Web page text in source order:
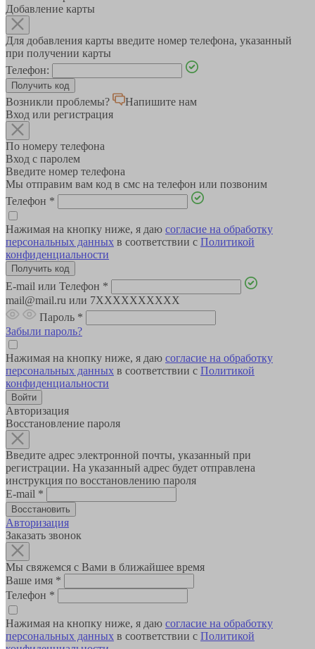
Добавление карты
Для добавления карты введите номер телефона, указанный
при получении карты
Телефон:
Возникли проблемы?
Напишите нам
Вход или регистрация
По номеру телефона
Вход с паролем
Введите номер телефона
Мы отправим вам код в смс на телефон или позвоним
Телефон *
Нажимая на кнопку ниже, я даю согласие на обработку
персональных данных в соответствии с Политикой
конфиденциальности
E-mail или Телефон *
mail@mail.ru или 7XXXXXXXXXX
Пароль *
Забыли пароль?
Нажимая на кнопку ниже, я даю согласие на обработку
персональных данных в соответствии с Политикой
конфиденциальности
Авторизация
Восстановление пароля
Введите адрес электронной почты, указанный при
регистрации. На указанный адрес будет отправлена
инструкция по восстановлению пароля
E-mail *
Авторизация
Заказать звонок
Мы свяжемся с Вами в ближайшее время
Ваше имя *
Телефон *
Нажимая на кнопку ниже, я даю согласие на обработку
персональных данных в соответствии с Политикой